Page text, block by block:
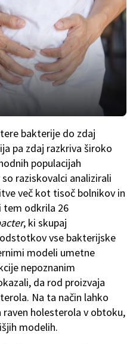
bakterije do zdaj
pa zdaj razkriva široko
populacijah
raziskovalci analizirali
več kot tisoč bolnikov in
tem odkrila 26
, ki skupaj
vse bakterijske
modeli umetne
nepoznanim
da rod proizvaja
Na ta način lahko
holesterola v obtoku,
modelih.